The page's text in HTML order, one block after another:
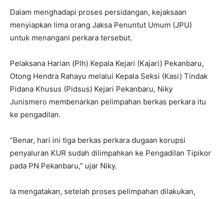
Dalam menghadapi proses persidangan, kejaksaan
menyiapkan lima orang Jaksa Penuntut Umum (JPU)
untuk menangani perkara tersebut.
Pelaksana Harian (Plh) Kepala Kejari (Kajari) Pekanbaru,
Otong Hendra Rahayu melalui Kepala Seksi (Kasi) Tindak
Pidana Khusus (Pidsus) Kejari Pekanbaru, Niky
Junismero membenarkan pelimpahan berkas perkara itu
ke pengadilan.
“Benar, hari ini tiga berkas perkara dugaan korupsi
penyaluran KUR sudah dilimpahkan ke Pengadilan Tipikor
pada PN Pekanbaru,” ujar Niky.
Ia mengatakan, setelah proses pelimpahan dilakukan,